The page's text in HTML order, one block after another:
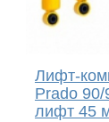
Лифт-
Prado 90/
лифт 45